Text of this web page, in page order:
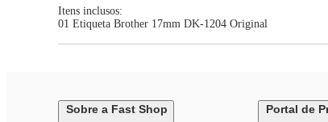
Itens inclusos:
01 Etiqueta Brother 17mm DK-1204 Original
Sobre a Fast Shop Portal de